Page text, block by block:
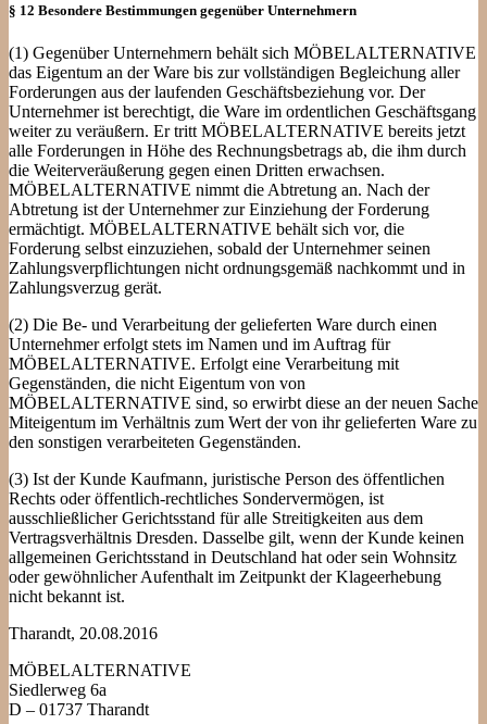
§ 12 Besondere Bestimmungen gegenüber Unternehmern
(1) Gegenüber Unternehmern behält sich MÖBELALTERNATIVE
das Eigentum an der Ware bis zur vollständigen Begleichung aller
Forderungen aus der laufenden Geschäftsbeziehung vor. Der
Unternehmer ist berechtigt, die Ware im ordentlichen Geschäftsgang
weiter zu veräußern. Er tritt MÖBELALTERNATIVE bereits jetzt
alle Forderungen in Höhe des Rechnungsbetrags ab, die ihm durch
die Weiterveräußerung gegen einen Dritten erwachsen.
MÖBELALTERNATIVE nimmt die Abtretung an. Nach der
Abtretung ist der Unternehmer zur Einziehung der Forderung
ermächtigt. MÖBELALTERNATIVE behält sich vor, die
Forderung selbst einzuziehen, sobald der Unternehmer seinen
Zahlungsverpflichtungen nicht ordnungsgemäß nachkommt und in
Zahlungsverzug gerät.
(2) Die Be- und Verarbeitung der gelieferten Ware durch einen
Unternehmer erfolgt stets im Namen und im Auftrag für
MÖBELALTERNATIVE. Erfolgt eine Verarbeitung mit
Gegenständen, die nicht Eigentum von von
MÖBELALTERNATIVE sind, so erwirbt diese an der neuen Sache
Miteigentum im Verhältnis zum Wert der von ihr gelieferten Ware zu
den sonstigen verarbeiteten Gegenständen.
(3) Ist der Kunde Kaufmann, juristische Person des öffentlichen
Rechts oder öffentlich-rechtliches Sondervermögen, ist
ausschließlicher Gerichtsstand für alle Streitigkeiten aus dem
Vertragsverhältnis Dresden. Dasselbe gilt, wenn der Kunde keinen
allgemeinen Gerichtsstand in Deutschland hat oder sein Wohnsitz
oder gewöhnlicher Aufenthalt im Zeitpunkt der Klageerhebung
nicht bekannt ist.
Tharandt, 20.08.2016
MÖBELALTERNATIVE
Siedlerweg 6a
D – 01737 Tharandt